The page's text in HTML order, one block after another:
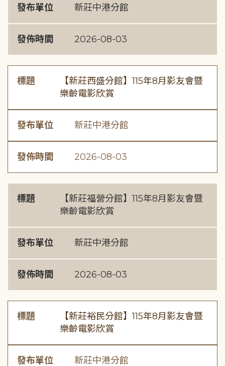
發布單位 新莊中港分館
發佈時間 2026-08-03
標題
【新莊西盛分館】115年8月影友會暨
樂齡電影欣賞
發布單位 新莊中港分館
發佈時間 2026-08-03
標題
【新莊福營分館】115年8月影友會暨
樂齡電影欣賞
發布單位 新莊中港分館
發佈時間 2026-08-03
標題
【新莊裕民分館】115年8月影友會暨
樂齡電影欣賞
發布單位 新莊中港分館